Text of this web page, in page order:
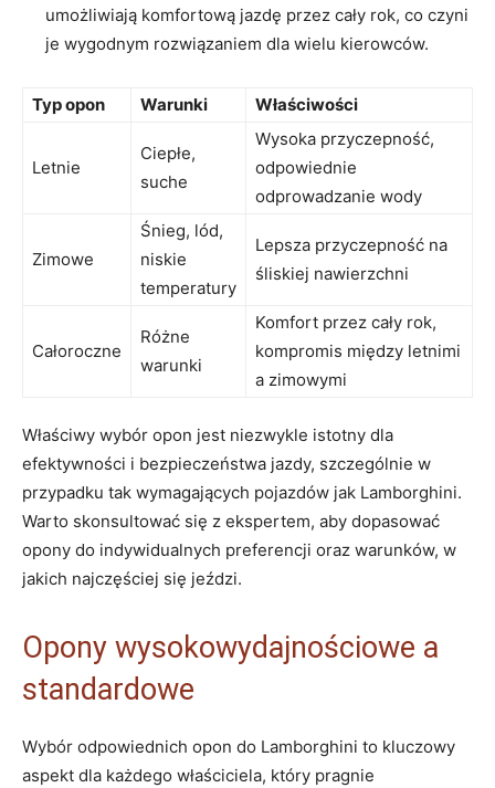
umożliwiają komfortową jazdę przez cały rok, co czyni
je wygodnym rozwiązaniem dla wielu kierowców.
Typ opon Warunki Właściwości
Letnie
Ciepłe,
suche
Wysoka przyczepność,
odpowiednie
odprowadzanie wody
Zimowe
Śnieg, lód,
niskie
temperatury
Lepsza przyczepność na
śliskiej nawierzchni
Całoroczne
Różne
warunki
Komfort przez cały rok,
kompromis między letnimi
a zimowymi
Właściwy wybór opon jest niezwykle istotny dla
efektywności i bezpieczeństwa jazdy, szczególnie w
przypadku tak wymagających pojazdów jak Lamborghini.
Warto skonsultować się z ekspertem, aby dopasować
opony do indywidualnych preferencji oraz warunków, w
jakich najczęściej się jeździ.
Opony wysokowydajnościowe a
standardowe
Wybór odpowiednich opon do Lamborghini to kluczowy
aspekt dla każdego właściciela, który pragnie